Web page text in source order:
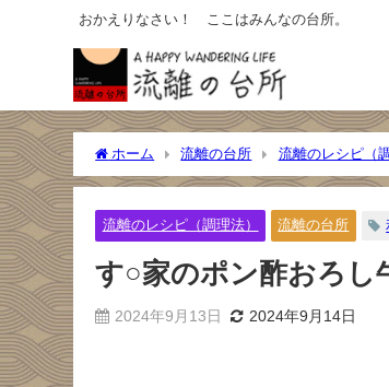
おかえりなさい！ ここはみんなの台所。
ホーム 流離の台所 流離のレシピ（
流離のレシピ（調理法） 流離の台所
す○家のポン酢おろし
2024年9月13日 2024年9月14日